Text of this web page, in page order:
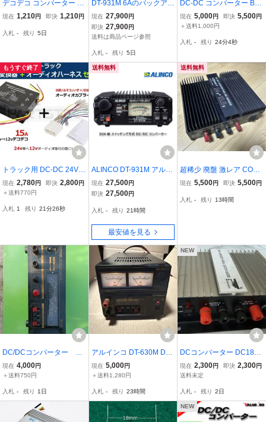
デコデコ コンバーター D
CDC 24V→12V 5A アン
カメラ モニター等に！直
現在 1,210円 即決 1,210円
入札 - 残り 5日
DT-931M 6Aのバックアッ
プ強化タイプ オリジナル
ブルーLED 最大出力32A
USB端子 新品 アルインコ
現在 27,900円
即決 27,900円
送料は商品ページ参照
入札 - 残り 5日
DC-DC コンバーター BU-
6A ARGUS トラックなど
のDC24V電源をDC13.8V
現在 5,000円 即決 5,500円
＋送料1,000円
入札 - 残り 24分3秒
もうすぐ終了
トラック用 DC-DC 24V→
12V 電圧変換器 デコデコ
15A＋オーディオハーネ
う/いすゞ/日産UD /28-53
現在 2,780円 即決 2,800円
＋送料770円
入札 1 残り 21分25秒
送料無料
ALINCO DT-931M アルイ
ンコ 30A級スイッチング
方式 DC-DCコンバータ
現在 27,500円
即決 27,500円
入札 - 残り 21時間
最安値を見る
送料無料
超稀少 廃盤 激レア COM
ET DC-DCコンバーター
現在 5,500円 即決 5,500円
入札 - 残り 13時間
DC/DCコンバーター D
C-50A CORONA
現在 4,000円
＋送料750円
入札 - 残り 1日
アルインコ DT-630M DC-
DC 24→13.8 CONVERT
ER 実働品 30A
現在 5,000円
＋送料1,280円
入札 - 残り 23時間
NEW
DCコンバーター DC18〜
40v→DC13v
現在 2,300円 即決 2,300円
送料未定
入札 - 残り 2日
NEW